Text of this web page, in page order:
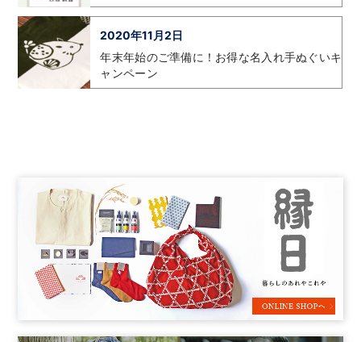
2020年11月2日
年末年始のご準備に！お得な名入れ手ぬぐいキ
ャンペーン